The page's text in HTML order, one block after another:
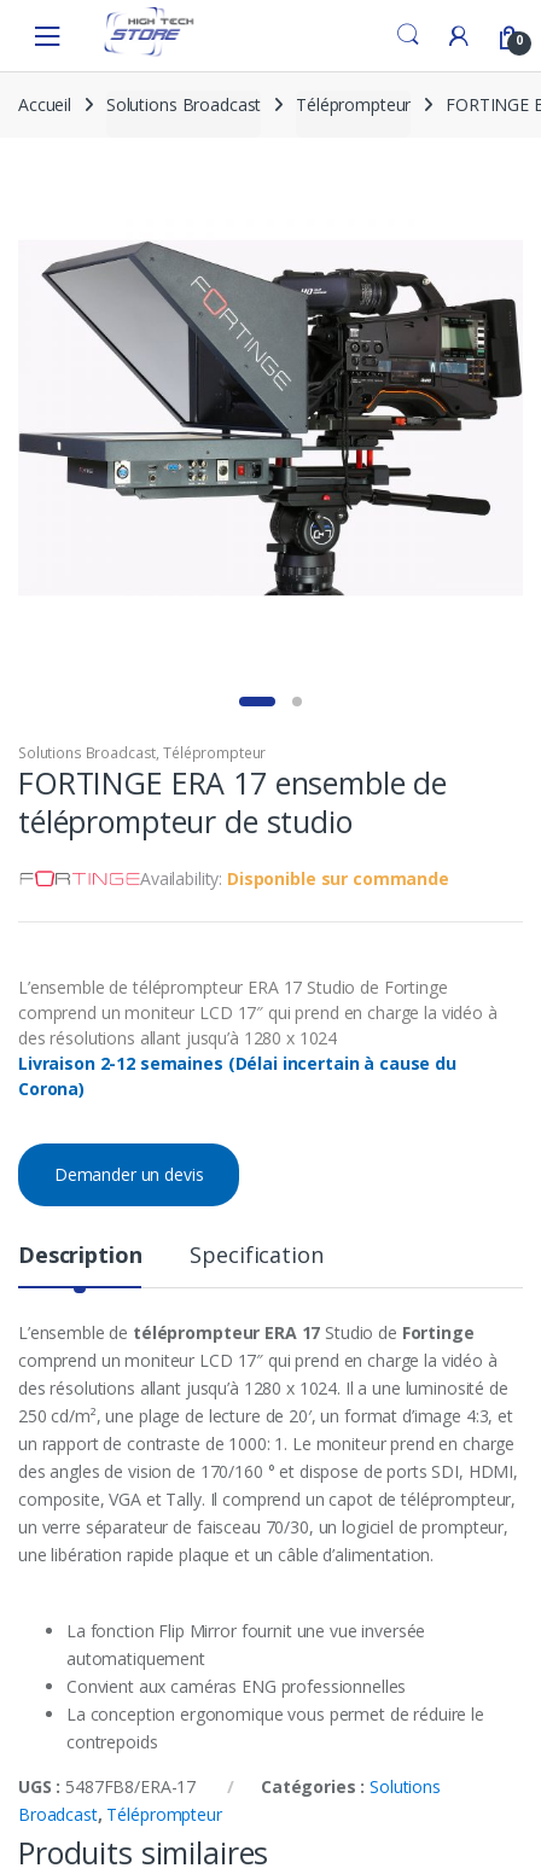
navigation
content
0
Accueil Solutions Broadcast Téléprompteur FORTINGE
Solutions Broadcast,Téléprompteur
FORTINGE ERA 17 ensemble de
téléprompteur de studio
Availability: Disponible sur commande
L’ensemble de téléprompteur ERA 17 Studio de Fortinge
comprend un moniteur LCD 17″ qui prend en charge la vidéo à
des résolutions allant jusqu’à 1280 x 1024
Livraison 2-12 semaines (Délai incertain à cause du
Corona)
Demander un devis
Description Specification
L’ensemble de téléprompteur ERA 17 Studio de Fortinge
comprend un moniteur LCD 17″ qui prend en charge la vidéo à
des résolutions allant jusqu’à 1280 x 1024. Il a une luminosité de
250 cd/m², une plage de lecture de 20′, un format d’image 4:3, et
un rapport de contraste de 1000: 1. Le moniteur prend en charge
des angles de vision de 170/160 ° et dispose de ports SDI, HDMI,
composite, VGA et Tally. Il comprend un capot de téléprompteur,
un verre séparateur de faisceau 70/30, un logiciel de prompteur,
une libération rapide plaque et un câble d’alimentation.
La fonction Flip Mirror fournit une vue inversée
automatiquement
Convient aux caméras ENG professionnelles
La conception ergonomique vous permet de réduire le
contrepoids
UGS : 5487FB8/ERA-17 Catégories :Solutions
Broadcast, Téléprompteur
Produits similaires